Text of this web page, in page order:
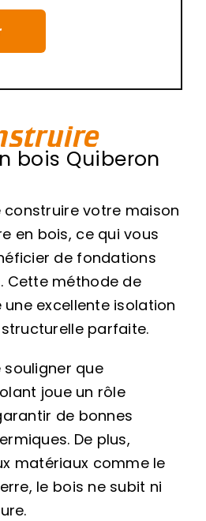
bois Quiberon
construire votre maison
en bois, ce qui vous
de fondations
Cette méthode de
excellente isolation
parfaite.
souligner que
joue un rôle
de bonnes
De plus,
matériaux comme le
le bois ne subit ni